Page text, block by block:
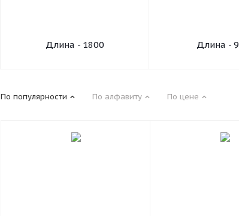
Длина - 1800 Длина -
По популярности По алфавиту По цене